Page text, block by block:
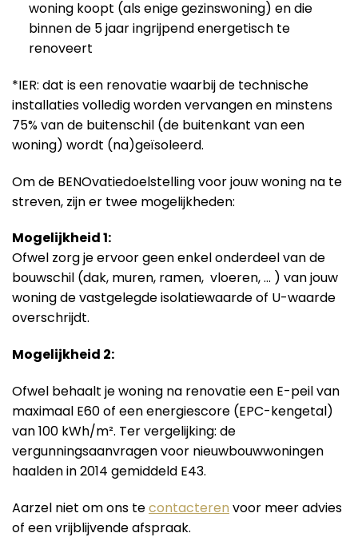
woning koopt (als enige gezinswoning) en die
binnen de 5 jaar ingrijpend energetisch te
renoveert
*IER: dat is een renovatie waarbij de technische
installaties volledig worden vervangen en minstens
75% van de buitenschil (de buitenkant van een
woning) wordt (na)geïsoleerd.
Om de BENOvatiedoelstelling voor jouw woning na te
streven, zijn er twee mogelijkheden:
Mogelijkheid 1:
Ofwel zorg je ervoor geen enkel onderdeel van de
bouwschil (dak, muren, ramen, vloeren, … ) van jouw
woning de vastgelegde isolatiewaarde of U-waarde
overschrijdt.
Mogelijkheid 2:
Ofwel behaalt je woning na renovatie een E-peil van
maximaal E60 of een energiescore (EPC-kengetal)
van 100 kWh/m². Ter vergelijking: de
vergunningsaanvragen voor nieuwbouwwoningen
haalden in 2014 gemiddeld E43.
Aarzel niet om ons tecontacteren voor meer advies
of een vrijblijvende afspraak.